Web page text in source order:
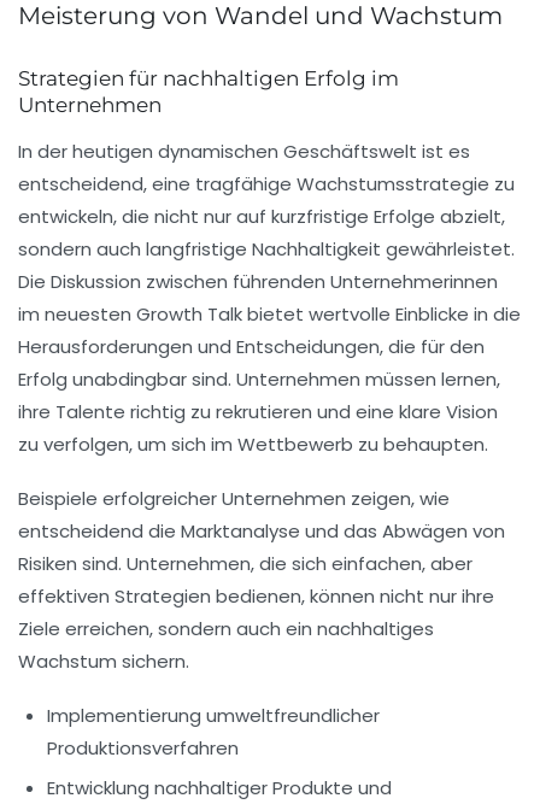
Meisterung von Wandel und Wachstum
Strategien für nachhaltigen Erfolg im
Unternehmen
In der heutigen dynamischen Geschäftswelt ist es
entscheidend, eine tragfähige Wachstumsstrategie zu
entwickeln, die nicht nur auf kurzfristige Erfolge abzielt,
sondern auch langfristige Nachhaltigkeit gewährleistet.
Die Diskussion zwischen führenden Unternehmerinnen
im neuesten Growth Talk bietet wertvolle Einblicke in die
Herausforderungen und Entscheidungen, die für den
Erfolg unabdingbar sind. Unternehmen müssen lernen,
ihre Talente richtig zu rekrutieren und eine klare Vision
zu verfolgen, um sich im Wettbewerb zu behaupten.
Beispiele erfolgreicher Unternehmen zeigen, wie
entscheidend die Marktanalyse und das Abwägen von
Risiken sind. Unternehmen, die sich einfachen, aber
effektiven Strategien bedienen, können nicht nur ihre
Ziele erreichen, sondern auch ein nachhaltiges
Wachstum sichern.
Implementierung umweltfreundlicher
Produktionsverfahren
Entwicklung nachhaltiger Produkte und